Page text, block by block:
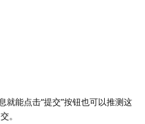
就能点击“提交”按钮也可以推测这
。